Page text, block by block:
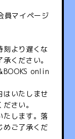
員マイページ
より遅くな
ください。
onlin
いたしませ
さい。
します。落
めご了承くだ